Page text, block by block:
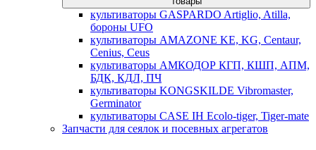
культиваторы GASPARDO Artiglio, Atilla,
бороны UFO
культиваторы AMAZONE KE, KG, Centaur,
Cenius, Ceus
культиваторы АМКОДОР КГП, КШП, АПМ,
БДК, КДЛ, ПЧ
культиваторы KONGSKILDE Vibromaster,
Germinator
культиваторы CASE IH Ecolo-tiger, Tiger-mate
Запчасти для сеялок и посевных агрегатов